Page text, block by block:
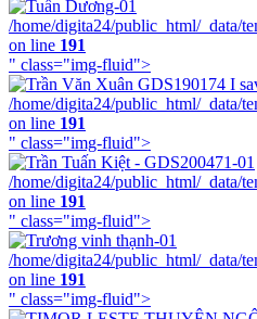
/home/digita24/public_html/_data/
on line 191
" class="img-fluid">
/home/digita24/public_html/_data/
on line 191
" class="img-fluid">
/home/digita24/public_html/_data/
on line 191
" class="img-fluid">
/home/digita24/public_html/_data/
on line 191
" class="img-fluid">